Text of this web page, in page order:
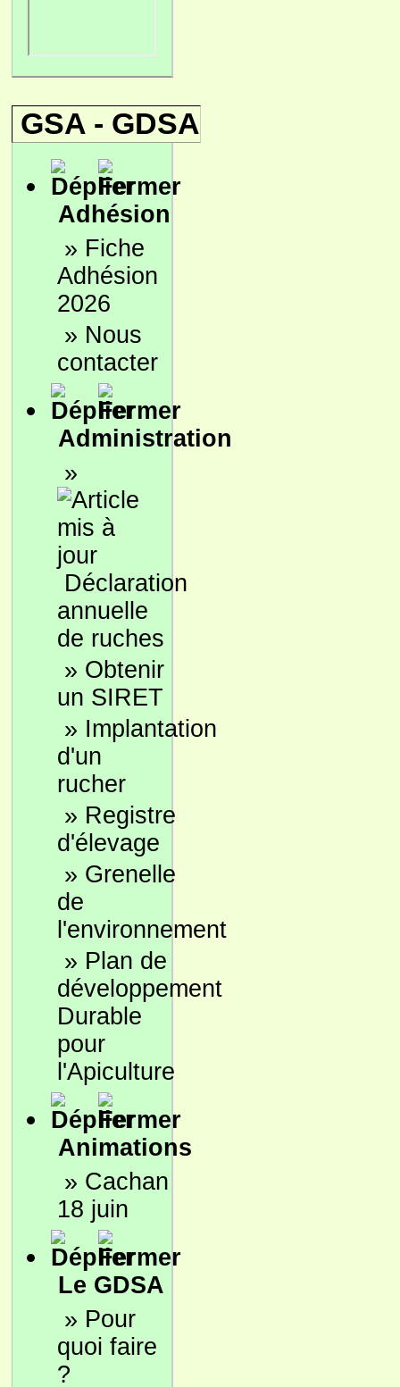
GSA - GDSA
Adhésion
» Fiche
Adhésion
2026
» Nous
contacter
Administration
»
Déclaration
annuelle
de ruches
» Obtenir
un SIRET
» Implantation
d'un
rucher
» Registre
d'élevage
» Grenelle
de
l'environnement
» Plan de
développement
Durable
pour
l'Apiculture
Animations
» Cachan
18 juin
Le GDSA
» Pour
quoi faire
?